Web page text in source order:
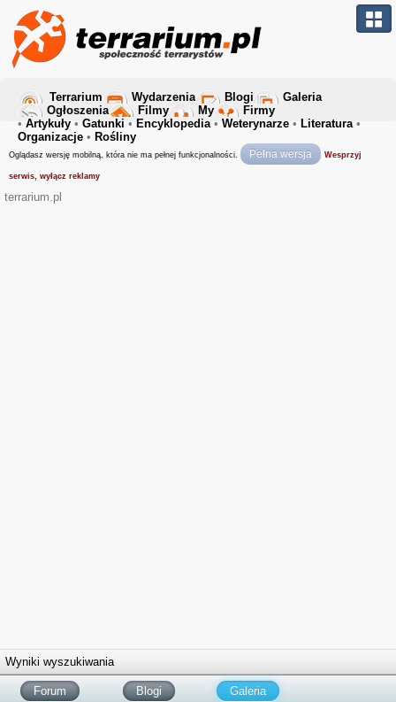
Terrarium Wydarzenia Blogi
Galeria
Ogłoszenia
Filmy My
Firmy
• Artykuły • Gatunki • Encyklopedia• Weterynarze • Literatura•
Organizacje • Rośliny
Oglądasz wersję mobilną, która nie ma pełnej funkcjonalności. Pełna wersja Wesprzyj
serwis, wyłącz reklamy
terrarium.pl
Wyniki wyszukiwania
Forum Blogi Galeria